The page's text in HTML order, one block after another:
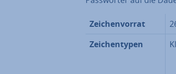
Zei­chen­vor­rat
Zei­chen­ty­pen